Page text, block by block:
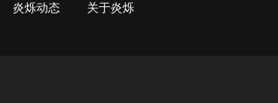
炎烁动态 关于炎烁